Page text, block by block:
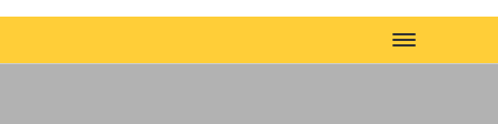
Toggle
navigation